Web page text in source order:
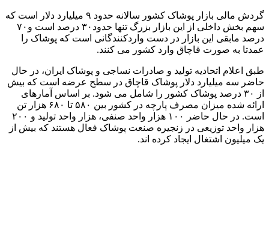
گردش مالی بازار پوشاک کشور سالانه حدود ۹ میلیارد دلار است که
سهم بخش داخلی از این بازار بزرگ تنها حدود۳۰ درصد است و۷۰
درصد مابقی این بازار در دست واردکنندگانی است که پوشاک را
عمدتا به صورت قاچاق وارد کشور می کنند.
طبق اعلام اتحادیه تولید و صادرات نساجی و پوشاک ایران، در حال
حاضر سه میلیارد دلار پوشاک قاچاق در سطح عرضه است که بیش
از ۳۰ درصد پوشاک کشور را شامل می شود. بر اساس آمارهای
ارائه شده میزان مصرف پارچه در کشور بین ۵۸۰ تا ۶۸۰ هزار تن
است. در حال حاضر ۱۰۰ هزار واحد صنفی، هزار واحد تولید و ۲۰۰
هزار واحد توزیعی در زنجیره صنعت پوشاک فعال هستند که بیش از
یک میلیون اشتغال ایجاد کرده اند.